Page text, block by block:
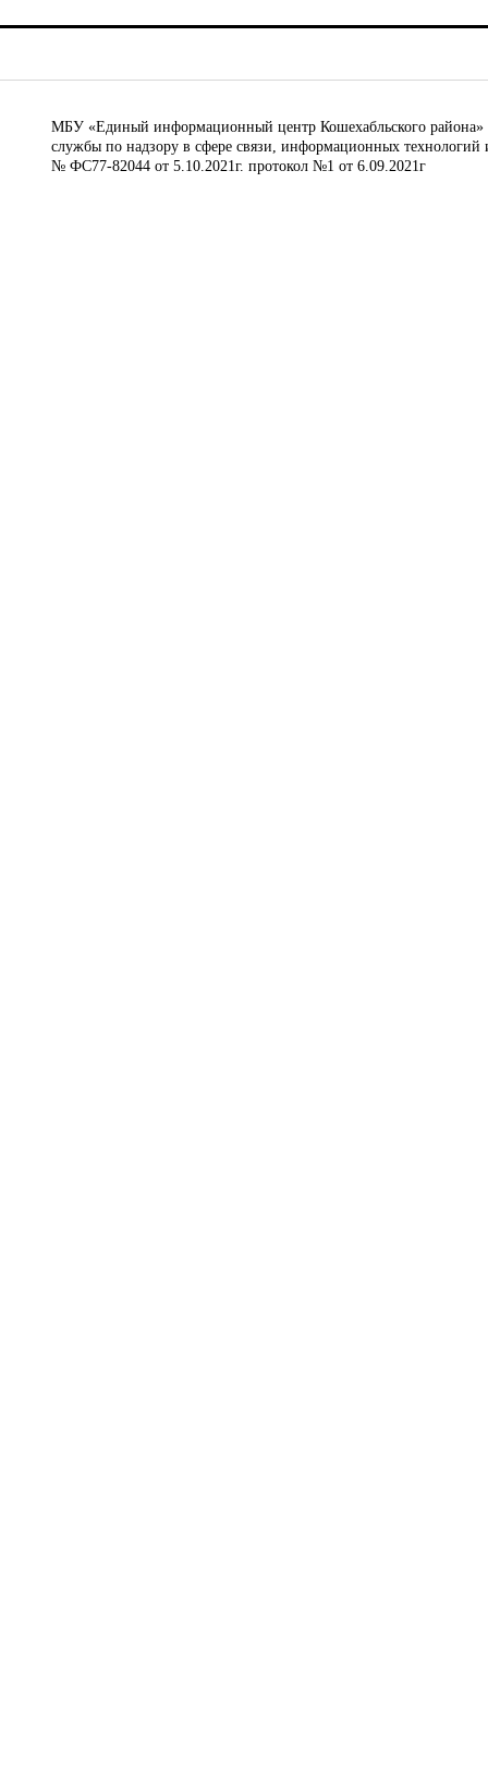
МБУ «Единый информационный центр Кошехабльского района»
службы по надзору в сфере связи, информационных
№ ФС77-82044 от 5.10.2021г. протокол №1 от 6.09.2021г